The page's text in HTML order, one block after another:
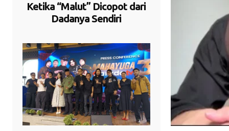
Ketika “Malut” Dicopot dari
Dadanya Sendiri